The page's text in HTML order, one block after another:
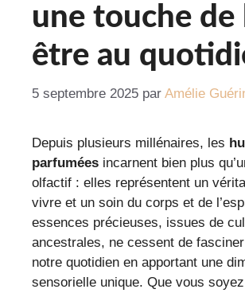
une touche de
être au
5 septembre 2025 par Amélie
Depuis plusieurs millénaires, les
parfumées incarnent bien plus
olfactif : elles représentent un
vivre et un soin du corps et de
essences précieuses, issues de
ancestrales, ne cessent de
notre quotidien en apportant une
sensorielle unique. Que vous